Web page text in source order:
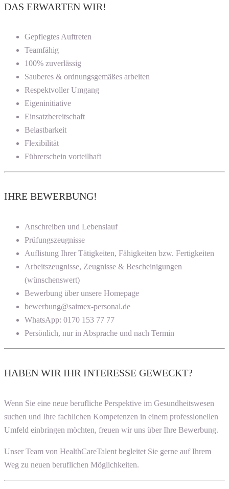
DAS ERWARTEN WIR!
Gepflegtes Auftreten
Teamfähig
100% zuverlässig
Sauberes & ordnungsgemäßes arbeiten
Respektvoller Umgang
Eigeninitiative
Einsatzbereitschaft
Belastbarkeit
Flexibilität
Führerschein vorteilhaft
IHRE BEWERBUNG!
Anschreiben und Lebenslauf
Prüfungszeugnisse
Auflistung Ihrer Tätigkeiten, Fähigkeiten bzw. Fertigkeiten
Arbeitszeugnisse, Zeugnisse & Bescheinigungen
(wünschenswert)
Bewerbung über unsere Homepage
bewerbung@saimex-personal.de
WhatsApp: 0170 153 77 77
Persönlich, nur in Absprache und nach Termin
HABEN WIR IHR INTERESSE GEWECKT?
Wenn Sie eine neue berufliche Perspektive im Gesundheitswesen
suchen und Ihre fachlichen Kompetenzen in einem professionellen
Umfeld einbringen möchten, freuen wir uns über Ihre Bewerbung.
Unser Team von HealthCareTalent begleitet Sie gerne auf Ihrem
Weg zu neuen beruflichen Möglichkeiten.